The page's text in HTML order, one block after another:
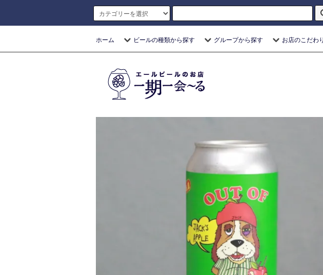
ホーム ビールの種類から探す グループから探す お店のこだわり